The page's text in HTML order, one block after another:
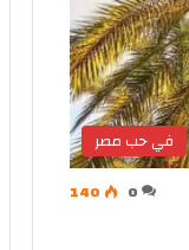
في حب مصر
0
140